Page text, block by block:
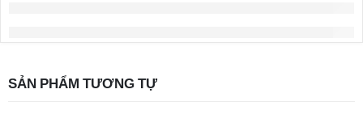
SẢN PHẨM TƯƠNG TỰ